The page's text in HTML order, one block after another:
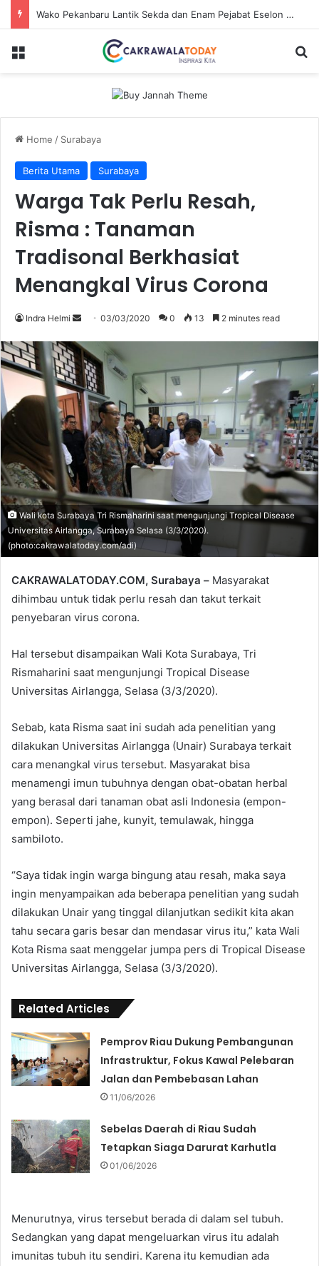
Wako Pekanbaru Lantik Sekda dan Enam Pejabat Eselon Lainnya
Menu
Home / Surabaya
Berita Utama Surabaya
Warga Tak Perlu Resah,
Risma : Tanaman
Tradisonal Berkhasiat
Menangkal Virus Corona
Indra Helmi
Send
email
03/03/2020 0 13 2 minutes read
Wali kota Surabaya Tri Rismaharini saat mengunjungi Tropical Disease
Universitas Airlangga, Surabaya Selasa (3/3/2020).
(photo:cakrawalatoday.com/adi)
CAKRAWALATODAY.COM, Surabaya – Masyarakat
dihimbau untuk tidak perlu resah dan takut terkait
penyebaran virus corona.
Hal tersebut disampaikan Wali Kota Surabaya, Tri
Rismaharini saat mengunjungi Tropical Disease
Universitas Airlangga, Selasa (3/3/2020).
Sebab, kata Risma saat ini sudah ada penelitian yang
dilakukan Universitas Airlangga (Unair) Surabaya terkait
cara menangkal virus tersebut. Masyarakat bisa
menamengi imun tubuhnya dengan obat-obatan herbal
yang berasal dari tanaman obat asli Indonesia (empon-
empon). Seperti jahe, kunyit, temulawak, hingga
sambiloto.
“Saya tidak ingin warga bingung atau resah, maka saya
ingin menyampaikan ada beberapa penelitian yang sudah
dilakukan Unair yang tinggal dilanjutkan sedikit kita akan
tahu secara garis besar dan mendasar virus itu,” kata Wali
Kota Risma saat menggelar jumpa pers di Tropical Disease
Universitas Airlangga, Selasa (3/3/2020).
Related Articles
Pemprov Riau Dukung Pembangunan
Infrastruktur, Fokus Kawal Pelebaran
Jalan dan Pembebasan Lahan
11/06/2026
Sebelas Daerah di Riau Sudah
Tetapkan Siaga Darurat Karhutla
01/06/2026
Menurutnya, virus tersebut berada di dalam sel tubuh.
Sedangkan yang dapat mengeluarkan virus itu adalah
imunitas tubuh itu sendiri. Karena itu kemudian ada